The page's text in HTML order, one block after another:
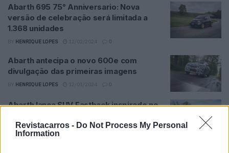
Revistacarros - Do Not Process My Personal
Information
Abarth 695 75° Anniversario: Nova
versão de celebração será limitada a
1.368 unidades
HENRIQUE LOPES 0
Abarth antecipa o novo 600e com
divulgação das primeiras imagens
HENRIQUE LOPES 0
Abarth lança SUV Fastback inspirado no
RICARDO CARVALHO 01/11/2023 0